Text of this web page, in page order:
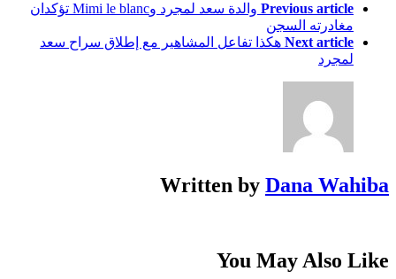
Previous article
والدة سعد لمجرد وMimi le blanc تؤكدان
مغادرته السجن
Next article هكذا تفاعل المشاهير مع إطلاق سراح سعد
لمجرد
Written by Dana Wahiba
You May Also Like